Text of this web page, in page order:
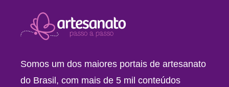
Somos um dos maiores portais de artesanato
do Brasil, com mais de 5 mil conteúdos